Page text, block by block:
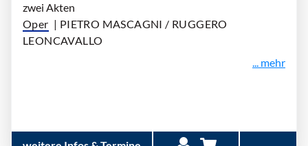
zwei Akten
Oper | PIETRO MASCAGNI / RUGGERO
LEONCAVALLO
... mehr